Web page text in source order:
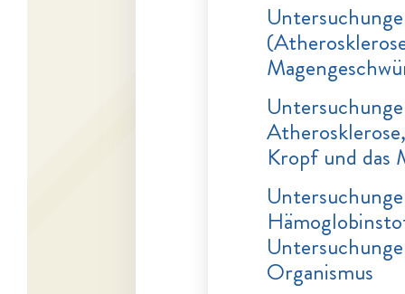
Kropf und das
Organismus